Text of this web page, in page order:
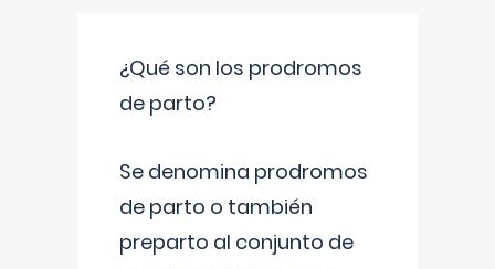
¿Qué son los prodromos
de parto?
Se denomina prodromos
de parto o también
preparto al conjunto de